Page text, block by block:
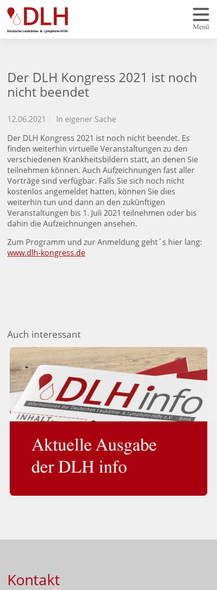
Zum Hauptinhalt springen
Der DLH Kongress 2021 ist noch
nicht beendet
12.06.2021
In eigener Sache
Der DLH Kongress 2021 ist noch nicht beendet. Es
finden weiterhin virtuelle Veranstaltungen zu den
verschiedenen Krankheitsbildern statt, an denen Sie
teilnehmen können. Auch Aufzeichnungen fast aller
Vorträge sind verfügbar. Falls Sie sich noch nicht
kostenlos angemeldet hatten, können Sie dies
weiterhin tun und dann an den zukünftigen
Veranstaltungen bis 1. Juli 2021 teilnehmen oder bis
dahin die Aufzeichnungen ansehen.
Zum Programm und zur Anmeldung geht´s hier lang:
www.dlh-kongress.de
Auch interessant
Kontakt